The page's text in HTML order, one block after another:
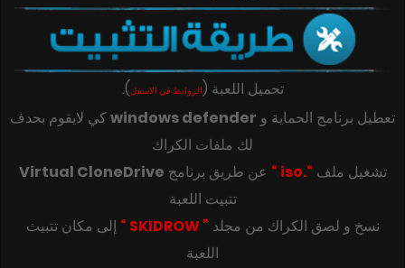
تحميل اللعبة (الروابط في الاسفل)
.
تعطيل برنامج الحماية و windows defenderكي لايقوم بحدف
لك ملفات الكراك
تشغيل ملف “.iso “ عن طريق برنامج Virtual CloneDrive
تتبيت اللعبة
‎‫نسخ و لصق الكراك من مجلد ” SKIDROW “
إلى مكان تتبيث